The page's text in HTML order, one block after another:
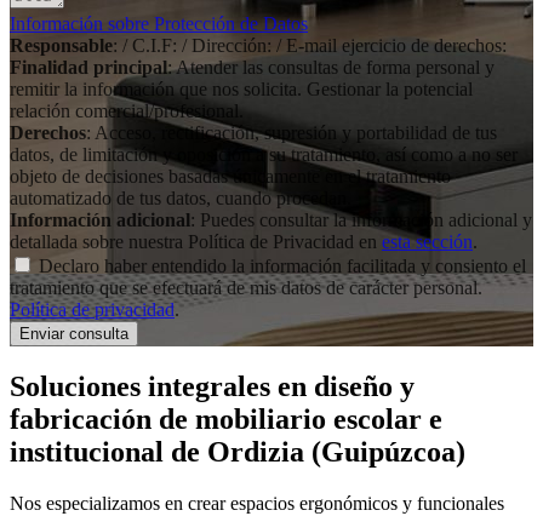
Información sobre Protección de Datos
Responsable: / C.I.F: / Dirección: / E-mail ejercicio de derechos:
Finalidad principal: Atender las consultas de forma personal y
remitir la información que nos solicita. Gestionar la potencial
relación comercial/profesional.
Derechos: Acceso, rectificación, supresión y portabilidad de tus
datos, de limitación y oposición a su tratamiento, así como a no ser
objeto de decisiones basadas únicamente en el tratamiento
automatizado de tus datos, cuando procedan.
Información adicional: Puedes consultar la información adicional y
detallada sobre nuestra Política de Privacidad en esta sección.
Declaro haber entendido la información facilitada y consiento el
tratamiento que se efectuará de mis datos de carácter personal.
Política de privacidad.
Soluciones integrales en diseño y
fabricación de mobiliario escolar e
institucional de Ordizia (Guipúzcoa)
Nos especializamos en crear espacios ergonómicos y funcionales